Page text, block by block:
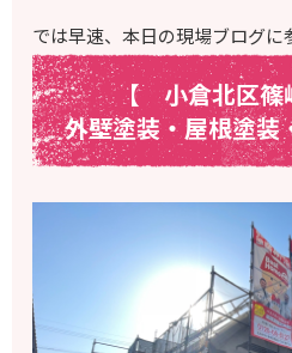
では早速、本日の現場ブログに
【 小倉北区
外壁塗装・屋根塗装